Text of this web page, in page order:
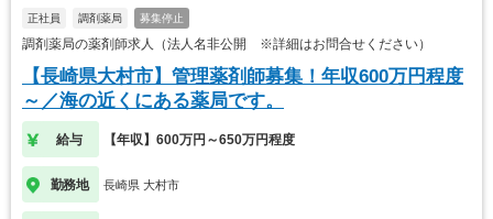
正社員 調剤薬局 募集停止
調剤薬局の薬剤師求人（法人名非公開 ※詳細はお問合せください）
【長崎県大村市】管理薬剤師募集！年収600万円程度
～／海の近くにある薬局です。
給与 【年収】600万円～650万円程度
勤務地 長崎県 大村市